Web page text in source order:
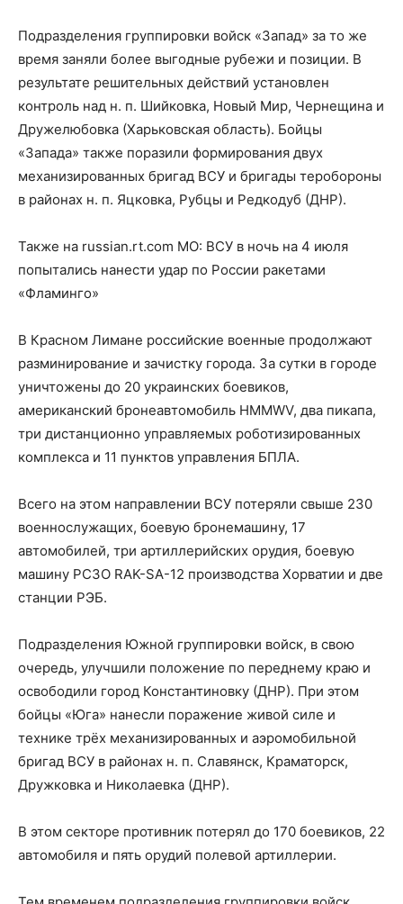
Подразделения группировки войск «Запад» за то же
время заняли более выгодные рубежи и позиции. В
результате решительных действий установлен
контроль над н. п. Шийковка, Новый Мир, Чернещина и
Дружелюбовка (Харьковская область). Бойцы
«Запада» также поразили формирования двух
механизированных бригад ВСУ и бригады теробороны
в районах н. п. Яцковка, Рубцы и Редкодуб (ДНР).
Также на russian.rt.com МО: ВСУ в ночь на 4 июля
попытались нанести удар по России ракетами
«Фламинго»
В Красном Лимане российские военные продолжают
разминирование и зачистку города. За сутки в городе
уничтожены до 20 украинских боевиков,
американский бронеавтомобиль HMMWV, два пикапа,
три дистанционно управляемых роботизированных
комплекса и 11 пунктов управления БПЛА.
Всего на этом направлении ВСУ потеряли свыше 230
военнослужащих, боевую бронемашину, 17
автомобилей, три артиллерийских орудия, боевую
машину РСЗО RAK-SA-12 производства Хорватии и две
станции РЭБ.
Подразделения Южной группировки войск, в свою
очередь, улучшили положение по переднему краю и
освободили город Константиновку (ДНР). При этом
бойцы «Юга» нанесли поражение живой силе и
технике трёх механизированных и аэромобильной
бригад ВСУ в районах н. п. Славянск, Краматорск,
Дружковка и Николаевка (ДНР).
В этом секторе противник потерял до 170 боевиков, 22
автомобиля и пять орудий полевой артиллерии.